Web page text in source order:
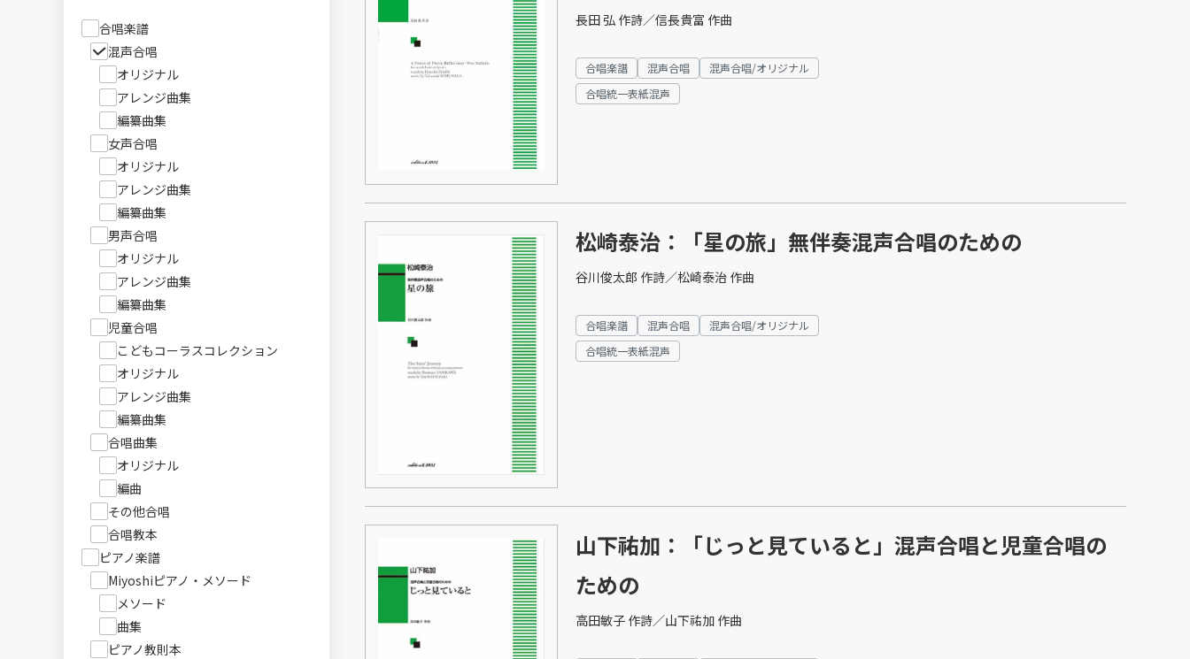
長田 弘 作詩／信長貴富 作曲
合唱楽譜 混声合唱
混声合唱/オリジナル
合唱統一表紙混声
松崎泰治：「星の旅」無伴奏混声合唱のための
谷川俊太郎 作詩／松崎泰治 作曲
合唱楽譜 混声合唱
混声合唱/オリジナル
合唱統一表紙混声
山下祐加：「じっと見ていると」混声合唱と児童合唱の
ための
高田敏子 作詩／山下祐加 作曲
合唱楽譜
混声合唱
オリジナル
アレンジ曲集
編纂曲集
女声合唱
オリジナル
アレンジ曲集
編纂曲集
男声合唱
オリジナル
アレンジ曲集
編纂曲集
児童合唱
こどもコーラスコレクション
オリジナル
アレンジ曲集
編纂曲集
合唱曲集
オリジナル
編曲
その他合唱
合唱教本
ピアノ楽譜
Miyoshiピアノ・メソード
メソード
曲集
ピアノ教則本